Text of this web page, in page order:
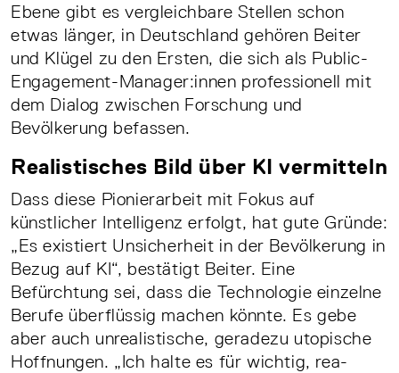
Ebene gibt es vergleichbare Stellen schon
etwas länger, in Deutschland gehören Beiter
und Klügel zu den Ersten, die sich als Public­-
Engagement-­Manager:innen professionell mit
dem Dialog zwischen Forschung und
Bevölkerung befassen.
Realistisches Bild über KI vermitteln
Dass diese Pionierarbeit mit Fokus auf
künstlicher Intelligenz erfolgt, hat gute Grün­de:
„Es existiert Unsicherheit in der Bevölkerung in
Bezug auf KI“, bestätigt Beiter. Eine
Befürchtung sei, dass die Technologie einzelne
Berufe überflüssig machen könnte. Es gebe
aber auch unrealistische, geradezu utopische
Hoffnungen. „Ich halte es für wichtig, rea­